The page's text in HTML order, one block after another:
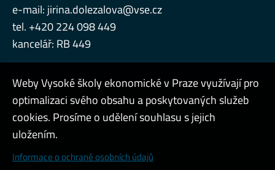
e-mail: jirina.dolezalova@vse.cz
tel. +420 224 098 449
kancelář: RB 449
Konzultační hodiny
Admin
Cookies a ochrana osobních údajů
Weby Vysoké školy ekonomické v Praze využívají pro
optimalizaci svého obsahu a poskytovaných služeb
cookies. Prosíme o udělení souhlasu s jejich
uložením.
Informace o ochraně osobních údajů